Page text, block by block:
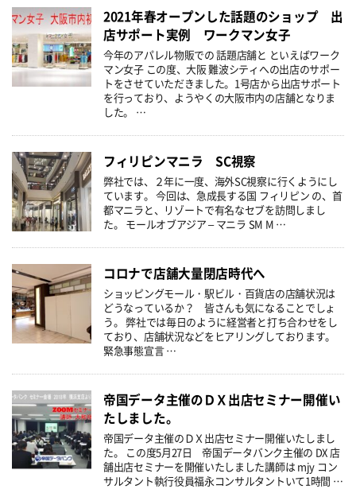
2021年春オープンした話題のショップ 出
店サポート実例 ワークマン女子
今年のアパレル物販での 話題店舗と といえばワーク
マン女子 この度、大阪 難波シティへの出店のサポー
トをさせていただきました。1号店から出店サポート
を行っており、ようやくの大阪市内の店舗となりま
した。 …
フィリピンマニラ SC視察
弊社では、２年に一度、海外SC視察に行くようにし
ています。 今回は、急成長する国 フィリピン の、首
都マニラと、リゾートで有名なセブを訪問しまし
た。 モールオブアジア – マニラ SM M …
コロナで店舗大量閉店時代へ
ショッピングモール・駅ビル・百貨店の店舗状況は
どうなっているか？ 皆さんも気になることでしょ
う。 弊社では毎日のように経営者と打ち合わせをし
ており、店舗状況などをヒアリングしております。
緊急事態宣言 …
帝国データ主催のＤＸ出店セミナー開催い
たしました。
帝国データ主催のＤＸ出店セミナー開催いたしまし
た。 この度5月27日 帝国データバンク主催の DX 店
舗出店セミナーを開催いたしました講師は mjy コン
サルタント執行役員福永コンサルタントいて1時間 …